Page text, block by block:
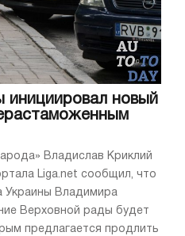
инициировал новый
Владислав Криклий
Liga.net сообщил, что
Украины Владимира
Верховной рады будет
предлагается продлить